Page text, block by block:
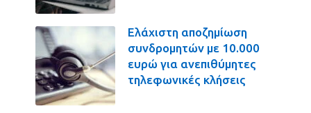
Ελάχιστη αποζημίωση
συνδρομητών με 10.000
ευρώ για ανεπιθύμητες
τηλεφωνικές κλήσεις